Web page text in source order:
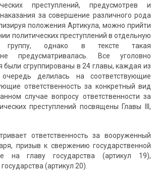
преступлений, предусмотрев и
за совершение различного рода
положения Артикула, можно прийти
политических преступлений в отдельную
группу, однако в тексте такая
предусматривалась. Все уголовно
были сгруппированы в 24 главы, каждая из
делилась на соответствующие
ответственность за конкретный вид
случае вопросу ответственности за
преступлений посвящены Главы III,
ответственность за вооруженный
призыв к свержению государственной
на главу государства (артикул 19),
(артикул 20).